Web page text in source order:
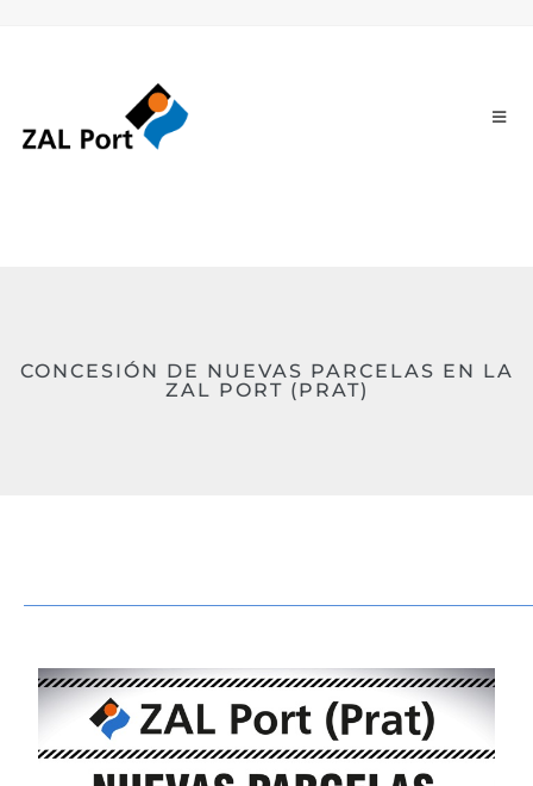
CONCESIÓN DE NUEVAS PARCELAS EN LA
ZAL PORT (PRAT)